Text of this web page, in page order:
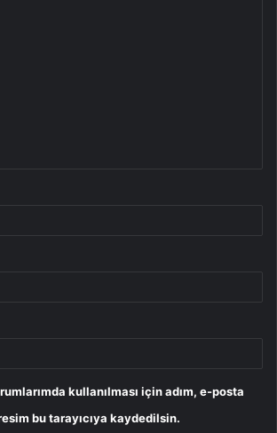
kullanılması için adım, e-posta
bu tarayıcıya kaydedilsin.